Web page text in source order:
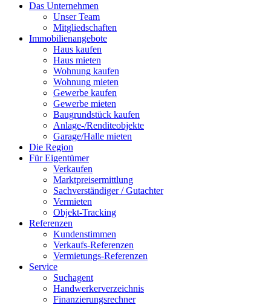
Das Unternehmen
Unser Team
Mitgliedschaften
Immobilienangebote
Haus kaufen
Haus mieten
Wohnung kaufen
Wohnung mieten
Gewerbe kaufen
Gewerbe mieten
Baugrundstück kaufen
Anlage-/Renditeobjekte
Garage/Halle mieten
Die Region
Für Eigentümer
Verkaufen
Marktpreisermittlung
Sachverständiger / Gutachter
Vermieten
Objekt-Tracking
Referenzen
Kundenstimmen
Verkaufs-Referenzen
Vermietungs-Referenzen
Service
Suchagent
Handwerkerverzeichnis
Finanzierungsrechner